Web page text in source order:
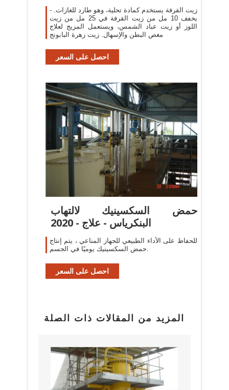
زيت القرفة يستخدم كمادة تحلية، وهو طارد للغازات. -
يخفف 10 مل من زيت القرفة في 25 مل من زيت
اللوز أو زيت عباد الشمس، ويستعمل المزيج لعلاج
مغص البطن والإسهال. زيت زهرة البابونج
احصل على السعر
حمض السكسينيك لالتهاب
البنكرياس - علاج - 2020
للحفاظ على الأداء الطبيعي للجهاز المناعي ، يتم إنتاج
حمض السكسينيك يوميًا في الجسم.
احصل على السعر
المزيد من المقالات ذات الصلة